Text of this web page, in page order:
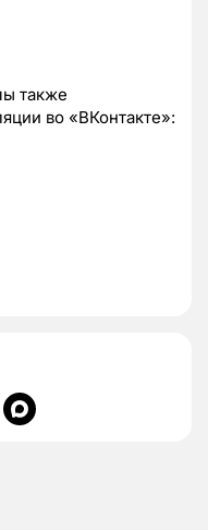
также
во «ВКонтакте»: